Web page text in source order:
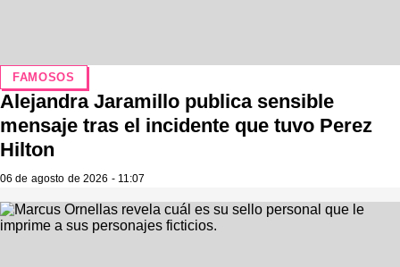
FAMOSOS
Alejandra Jaramillo publica sensible
mensaje tras el incidente que tuvo Perez
Hilton
06 de agosto de 2026 - 11:07